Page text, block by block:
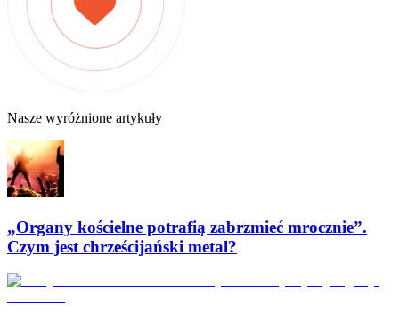
Nasze wyróżnione artykuły
„Organy kościelne potrafią zabrzmieć mrocznie”.
Czym jest chrześcijański metal?